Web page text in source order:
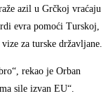
azil u Grčkoj vraćaju
evra pomoći Turskoj,
za turske državljane.
rekao je Orban
sile izvan EU“.